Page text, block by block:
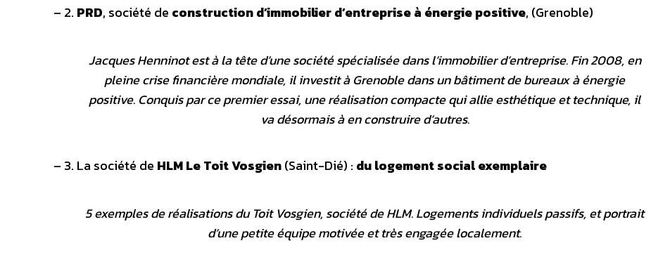
– 2. PRD, société de construction d’immobilier d’entreprise à énergie positive, (Grenoble)
Jacques Henninot est à la tête d’une société spécialisée dans l’immobilier d’entreprise. Fin 2008, en
pleine crise financière mondiale, il investit à Grenoble dans un bâtiment de bureaux à énergie
positive. Conquis par ce premier essai, une réalisation compacte qui allie esthétique et technique, il
va désormais à en construire d’autres.
– 3. La société de HLM Le Toit Vosgien(Saint-Dié) : du logement social exemplaire
5 exemples de réalisations du Toit Vosgien, société de HLM. Logements individuels passifs, et portrait
d’une petite équipe motivée et très engagée localement.